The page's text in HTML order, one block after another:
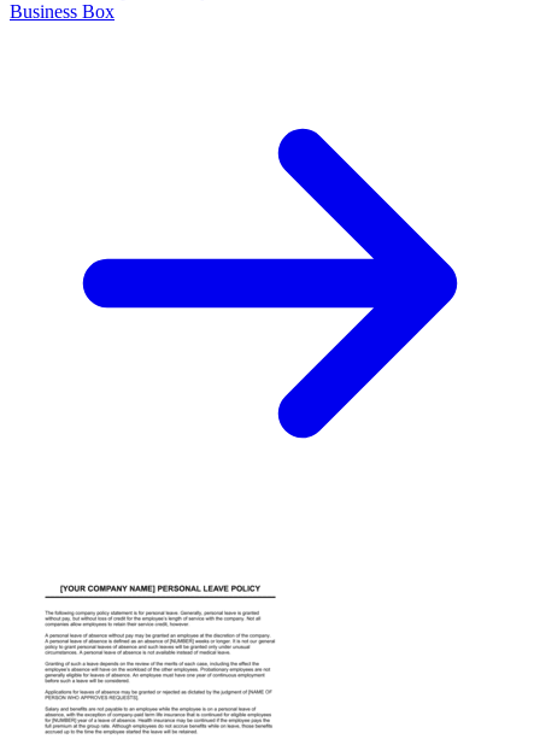
Business Box